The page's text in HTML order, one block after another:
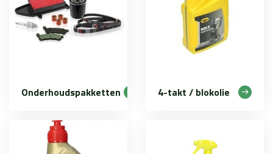
Onderhoudspakketten 4-takt / blokolie